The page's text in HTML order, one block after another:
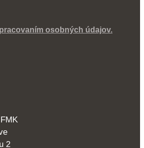
osobných údajov.
2